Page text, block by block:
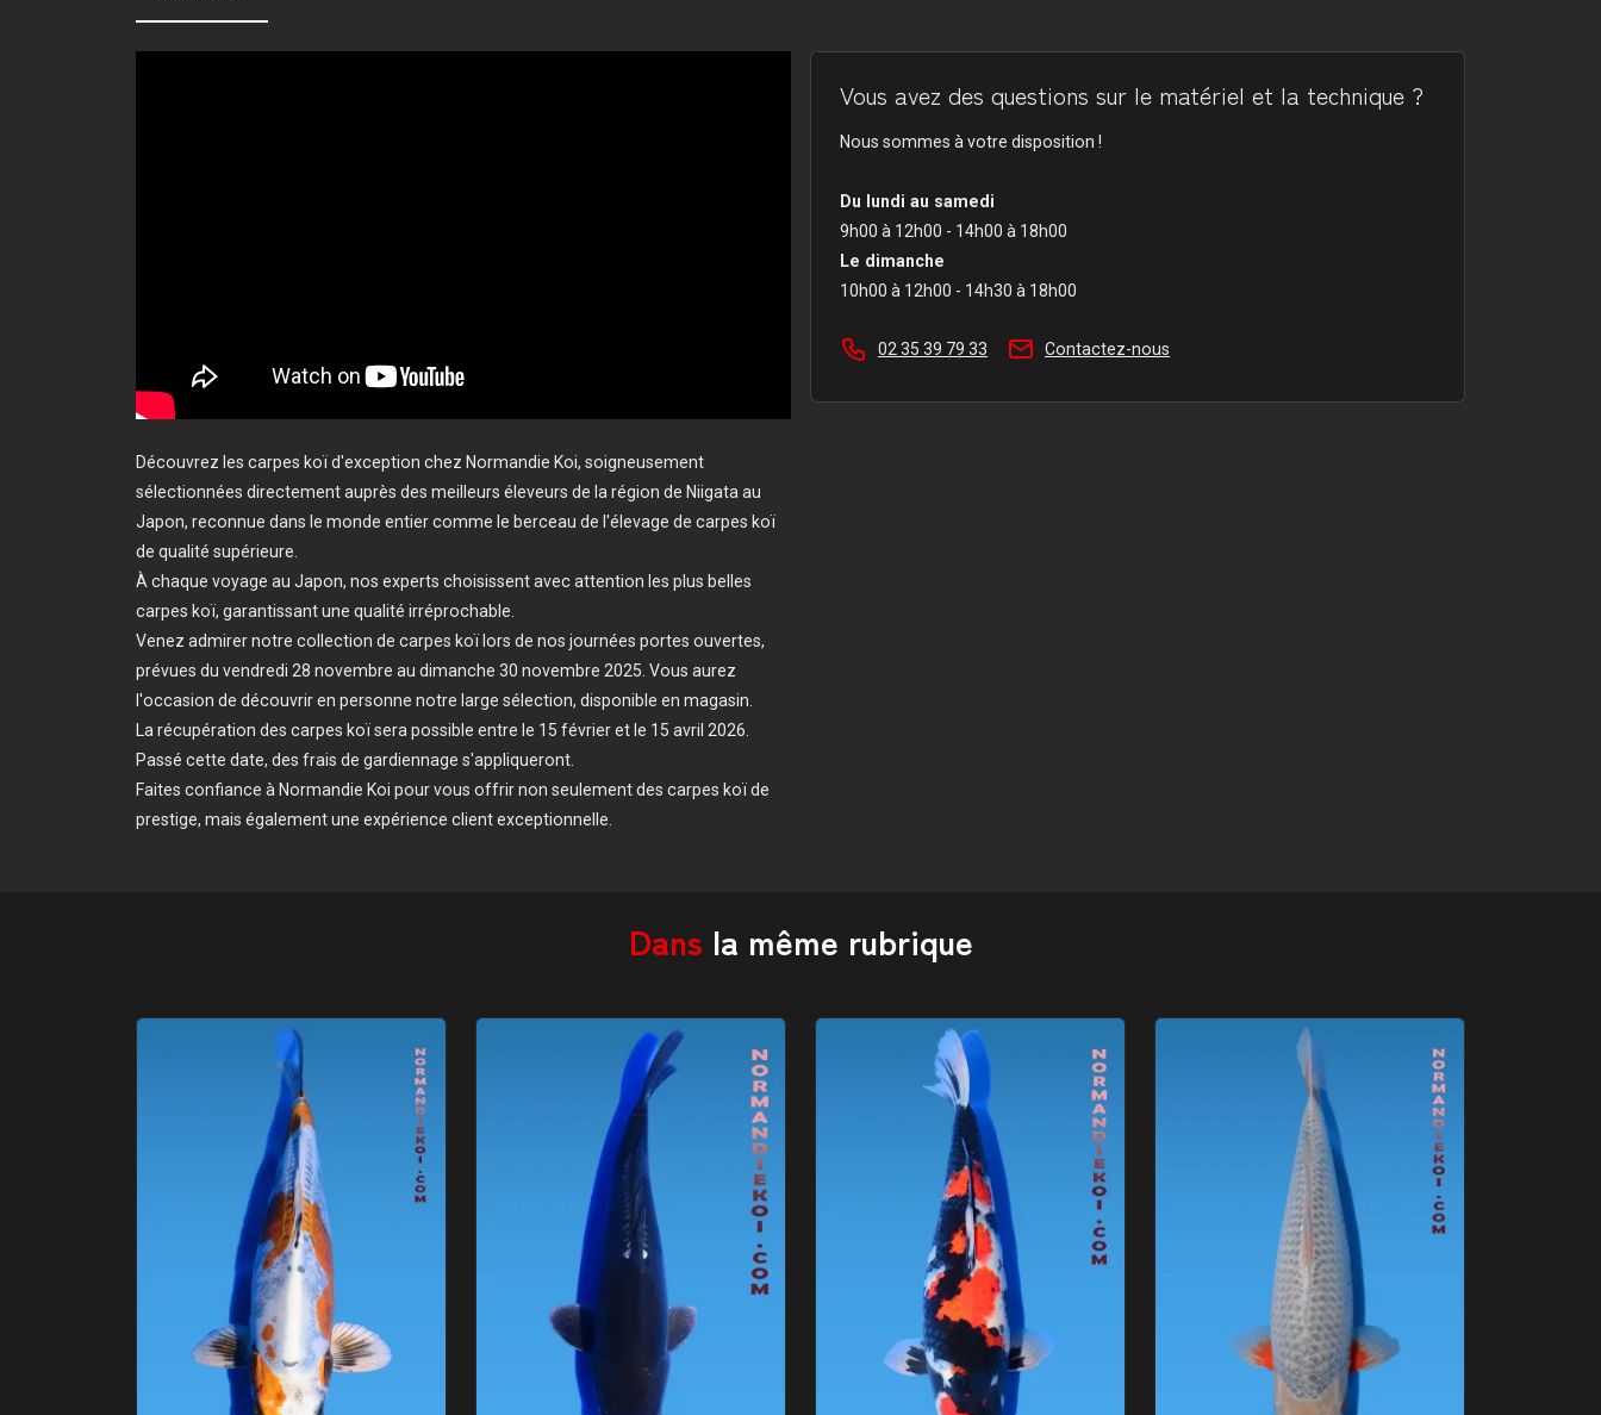
Découvrez les carpes koï d'exception chez Normandie Koi, soigneusement
sélectionnées directement auprès des meilleurs éleveurs de la région de Niigata au
Japon, reconnue dans le monde entier comme le berceau de l'élevage de carpes koï
de qualité supérieure.
À chaque voyage au Japon, nos experts choisissent avec attention les plus belles
carpes koï, garantissant une qualité irréprochable.
Venez admirer notre collection de carpes koï lors de nos journées portes ouvertes,
prévues du vendredi 28 novembre au dimanche 30 novembre 2025. Vous aurez
l'occasion de découvrir en personne notre large sélection, disponible en magasin.
La récupération des carpes koï sera possible entre le 15 février et le 15 avril 2026.
Passé cette date, des frais de gardiennage s'appliqueront.
Faites confiance à Normandie Koi pour vous offrir non seulement des carpes koï de
prestige, mais également une expérience client exceptionnelle.
Vous avez des questions sur le matériel et la technique ?
Nous sommes à votre disposition !
Du lundi au samedi
9h00 à 12h00 - 14h00 à 18h00
Le dimanche
10h00 à 12h00 - 14h30 à 18h00
02 35 39 79 33 Contactez-nous
Dans la même rubrique